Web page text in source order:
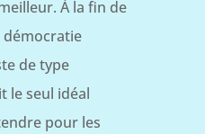
À la fin de
de type
le seul idéal
pour les